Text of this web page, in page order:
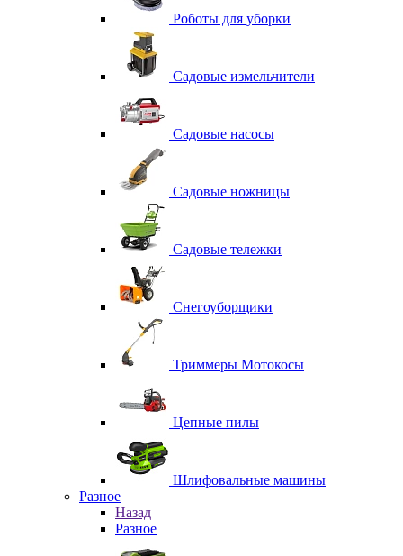
Роботы для уборки
Садовые измельчители
Садовые насосы
Садовые ножницы
Садовые тележки
Снегоуборщики
Триммеры Мотокосы
Цепные пилы
Шлифовальные машины
Разное
Назад
Разное